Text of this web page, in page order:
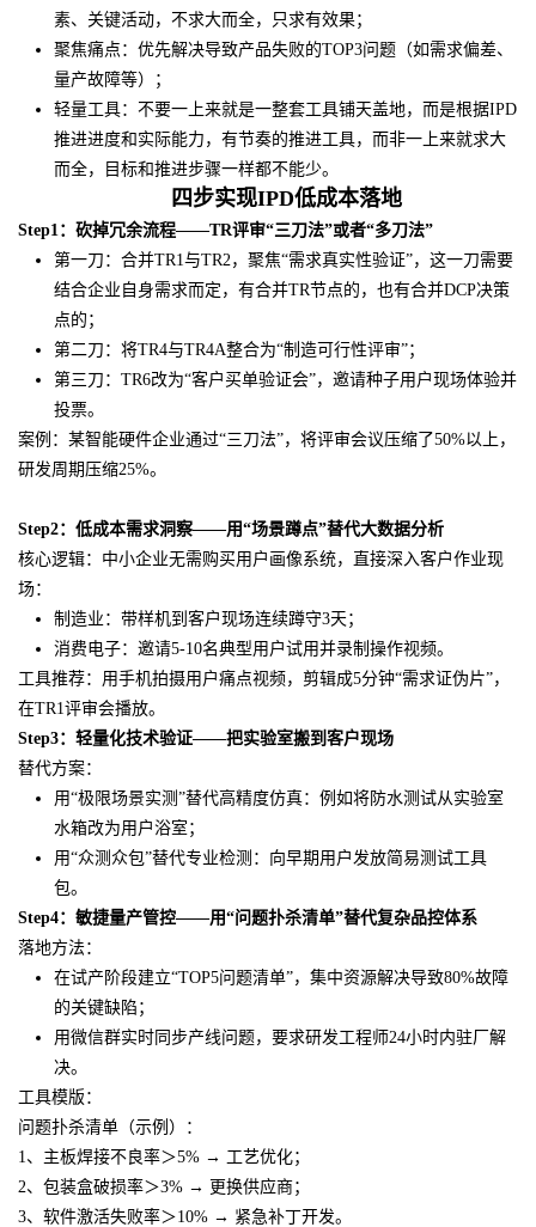
素、关键活动，不求大而全，只求有效果；
聚焦痛点：优先解决导致产品失败的TOP3问题（如需求偏差、
量产故障等）；
轻量工具：不要一上来就是一整套工具铺天盖地，而是根据IPD
推进进度和实际能力，有节奏的推进工具，而非一上来就求大
而全，目标和推进步骤一样都不能少。
四步实现IPD低成本落地
Step1：砍掉冗余流程——TR评审“三刀法”或者“多刀法”
第一刀：合并TR1与TR2，聚焦“需求真实性验证”，这一刀需要
结合企业自身需求而定，有合并TR节点的，也有合并DCP决策
点的；
第二刀：将TR4与TR4A整合为“制造可行性评审”；
第三刀：TR6改为“客户买单验证会”，邀请种子用户现场体验并
投票。
案例：某智能硬件企业通过“三刀法”，将评审会议压缩了50%以上，
研发周期压缩25%。
Step2：低成本需求洞察——用“场景蹲点”替代大数据分析
核心逻辑：中小企业无需购买用户画像系统，直接深入客户作业现
场：
制造业：带样机到客户现场连续蹲守3天；
消费电子：邀请5-10名典型用户试用并录制操作视频。
工具推荐：用手机拍摄用户痛点视频，剪辑成5分钟“需求证伪片”，
在TR1评审会播放。
Step3：轻量化技术验证——把实验室搬到客户现场
替代方案：
用“极限场景实测”替代高精度仿真：例如将防水测试从实验室
水箱改为用户浴室；
用“众测众包”替代专业检测：向早期用户发放简易测试工具
包。
Step4：敏捷量产管控——用“问题扑杀清单”替代复杂品控体系
落地方法：
在试产阶段建立“TOP5问题清单”，集中资源解决导致80%故障
的关键缺陷；
用微信群实时同步产线问题，要求研发工程师24小时内驻厂解
决。
工具模版：
问题扑杀清单（示例）：
1、主板焊接不良率＞5% → 工艺优化；
2、包装盒破损率＞3% → 更换供应商；
3、软件激活失败率＞10% → 紧急补丁开发。